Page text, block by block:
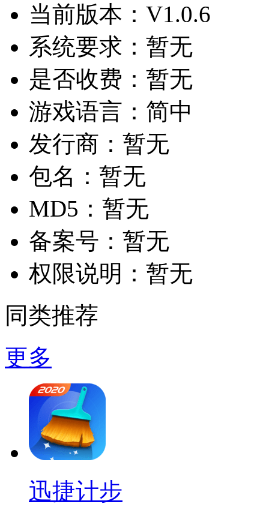
当前版本： V1.0.6
系统要求： 暂无
是否收费： 暂无
游戏语言： 简中
发行商： 暂无
包名： 暂无
MD5： 暂无
备案号： 暂无
权限说明： 暂无
同类推荐
更多
迅捷计步